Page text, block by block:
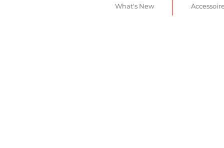
What's New